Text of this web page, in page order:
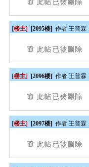
[楼主] [2095楼] 作者:王普霖
[楼主] [2096楼] 作者:王普霖
[楼主] [2097楼] 作者:王普霖